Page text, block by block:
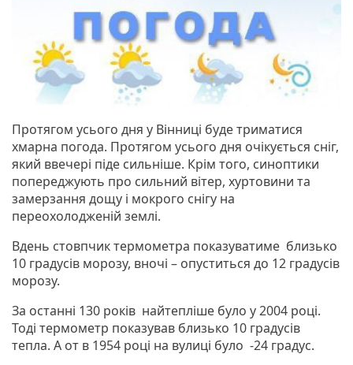
Протягом усього дня у Вінниці буде триматися
хмарна погода. Протягом усього дня очікується сніг,
який ввечері піде сильніше. Крім того, синоптики
попереджують про сильний вітер, хуртовини та
замерзання дощу і мокрого снігу на
переохолодженій землі.
Вдень стовпчик термометра показуватиме близько
10 градусів морозу, вночі – опуститься до 12 градусів
морозу.
За останні 130 років найтепліше було у 2004 році.
Тоді термометр показував близько 10 градусів
тепла. А от в 1954 році на вулиці було -24 градус.